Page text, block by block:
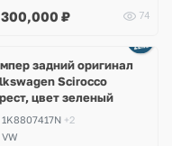
300,000 ₽ 74
задний оригинал
Scirocco
цвет зеленый
1K8807417N +2
VW